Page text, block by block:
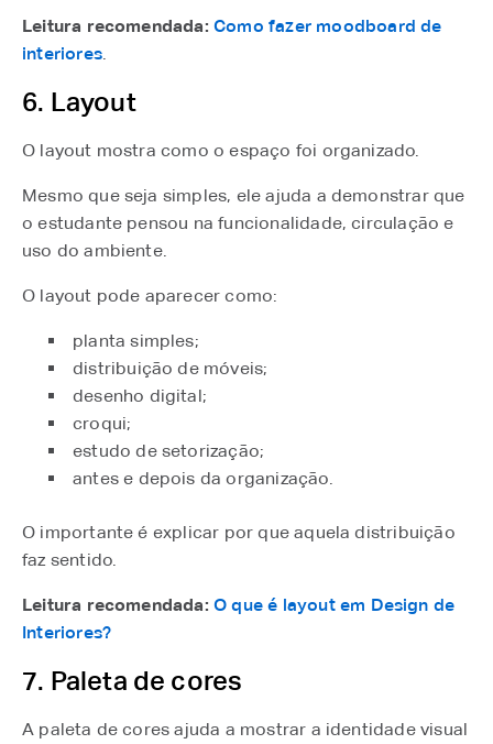
Leitura recomendada: Como fazer moodboard de
interiores.
6. Layout
O layout mostra como o espaço foi organizado.
Mesmo que seja simples, ele ajuda a demonstrar que
o estudante pensou na funcionalidade, circulação e
uso do ambiente.
O layout pode aparecer como:
planta simples;
distribuição de móveis;
desenho digital;
croqui;
estudo de setorização;
antes e depois da organização.
O importante é explicar por que aquela distribuição
faz sentido.
Leitura recomendada: O que é layout em Design de
Interiores?
7. Paleta de cores
A paleta de cores ajuda a mostrar a identidade visual